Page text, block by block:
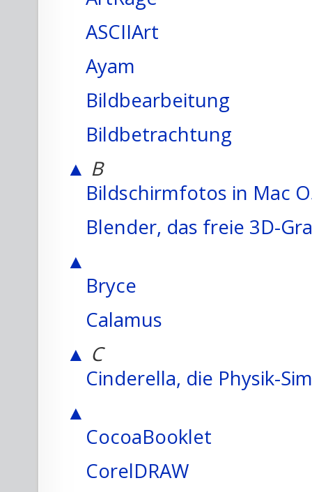
ASCIIArt
Ayam
Bildbearbeitung
Bildbetrachtung
▲ B
Bildschirmfotos in Mac
Blender, das freie 3D-
▲
Bryce
Calamus
▲ C
Cinderella, die Physik-
▲
CocoaBooklet
CorelDRAW